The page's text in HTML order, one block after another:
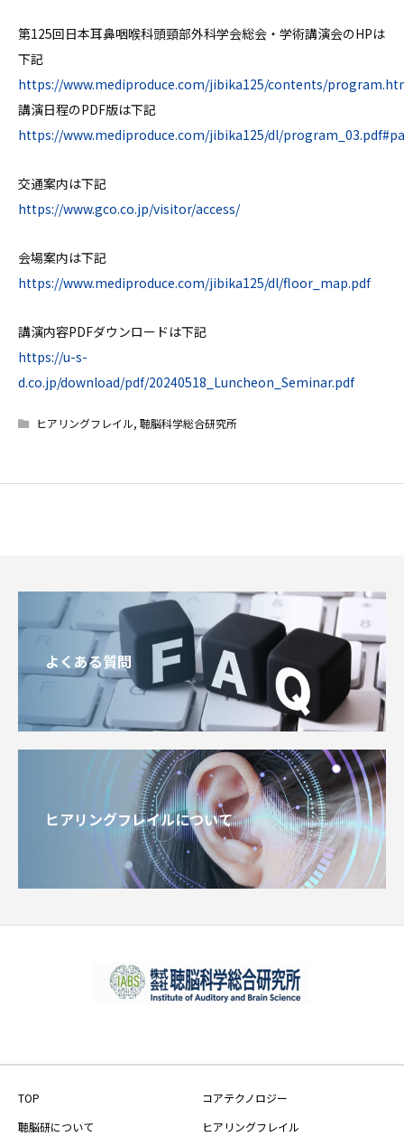
第125回日本耳鼻咽喉科頭頸部外科学会総会・学術講演会のHPは
下記
https://www.mediproduce.com/jibika125/contents/
講演日程のPDF版は下記
https://www.mediproduce.com/jibika125/dl/
交通案内は下記
https://www.gco.co.jp/visitor/access/
会場案内は下記
https://www.mediproduce.com/jibika125/dl/floor_map.pdf
講演内容PDFダウンロードは下記
https://u-s-
d.co.jp/download/pdf/20240518_Luncheon_Seminar.pdf
ヒアリングフレイル, 聴脳科学総合研究所
よくある質問
ヒアリングフレイルについて
TOP
コアテクノロジー
聴脳研について
ヒアリングフレイル